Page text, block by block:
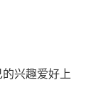
兴趣爱好上